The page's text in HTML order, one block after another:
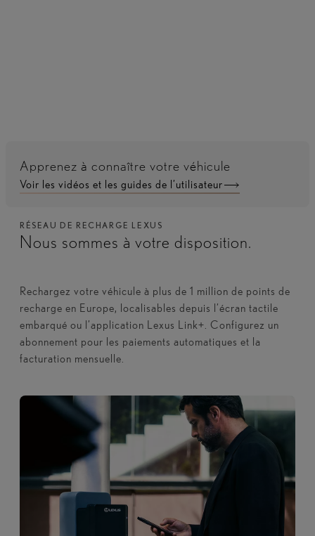
Apprenez à connaître votre véhicule
Voir les vidéos et les guides de l’utilisateur
RÉSEAU DE RECHARGE LEXUS
Nous sommes à votre disposition.
Rechargez votre véhicule à plus de 1 million de points de
recharge en Europe, localisables depuis l’écran tactile
embarqué ou l’application Lexus Link+. Configurez un
abonnement pour les paiements automatiques et la
facturation mensuelle.​